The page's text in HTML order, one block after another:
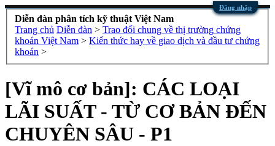
Đăng nhập
Diễn đàn phân tích kỹ thuật Việt Nam
Trang chủ Diễn đàn > Trao đổi chung về thị trường chứng
khoán Việt Nam > Kiến thức hay về giao dịch và đầu tư chứng
khoán >
[Vĩ mô cơ bản]: CÁC LOẠI
LÃI SUẤT - TỪ CƠ BẢN ĐẾN
CHUYÊN SÂU - P1